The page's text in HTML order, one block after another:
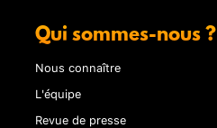
Qui sommes-nous ?
Nous connaître
L'équipe
Revue de presse